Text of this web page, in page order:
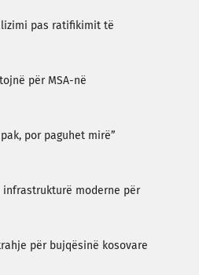
pas ratifikimit të
për MSA-në
por paguhet mirë”
infrastrukturë moderne për
për bujqësinë kosovare